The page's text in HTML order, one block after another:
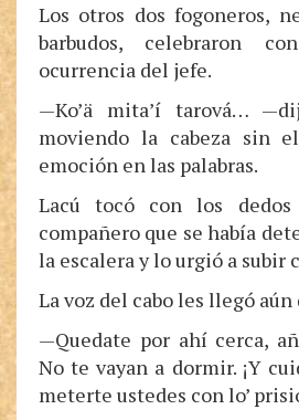
Los otros dos fogoneros,
barbudos, celebraron
ocurrencia del jefe.
—Ko’ä mita’í tarová…
moviendo la cabeza sin
emoción en las palabras.
Lacú tocó con los
compañero que se había
la escalera y lo urgió a subir
La voz del cabo les llegó aún
—Quedate por ahí cerca,
No te vayan a dormir. ¡Y
meterte ustedes con lo’